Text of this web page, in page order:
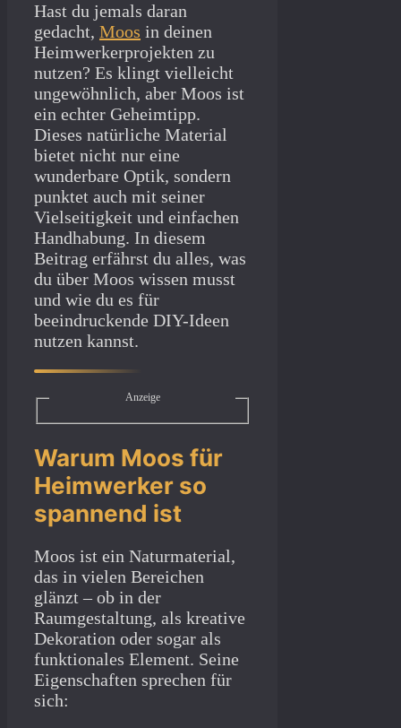
Hast du jemals daran
gedacht, Moos in deinen
Heimwerkerprojekten zu
nutzen? Es klingt vielleicht
ungewöhnlich, aber Moos ist
ein echter Geheimtipp.
Dieses natürliche Material
bietet nicht nur eine
wunderbare Optik, sondern
punktet auch mit seiner
Vielseitigkeit und einfachen
Handhabung. In diesem
Beitrag erfährst du alles, was
du über Moos wissen musst
und wie du es für
beeindruckende DIY-Ideen
nutzen kannst.
Anzeige
Warum Moos für
Heimwerker so
spannend ist
Moos ist ein Naturmaterial,
das in vielen Bereichen
glänzt – ob in der
Raumgestaltung, als kreative
Dekoration oder sogar als
funktionales Element. Seine
Eigenschaften sprechen für
sich: